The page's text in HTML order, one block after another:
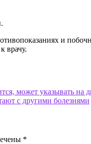
и
врачу.
может указывать на
с другими болезнями
*